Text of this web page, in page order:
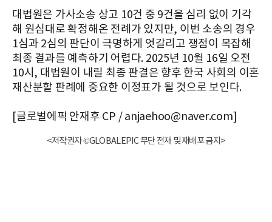
대법원은 가사소송 상고 10건 중 9건을 심리 없이 기각
해 원심대로 확정해온 전례가 있지만, 이번 소송의 경우
1심과 2심의 판단이 극명하게 엇갈리고 쟁점이 복잡해
최종 결과를 예측하기 어렵다. 2025년 10월 16일 오전
10시, 대법원이 내릴 최종 판결은 향후 한국 사회의 이혼
재산분할 판례에 중요한 이정표가 될 것으로 보인다.
[글로벌에픽 안재후 CP / anjaehoo@naver.com]
<저작권자 ©GLOBALEPIC 무단 전재 및 재배포 금지>